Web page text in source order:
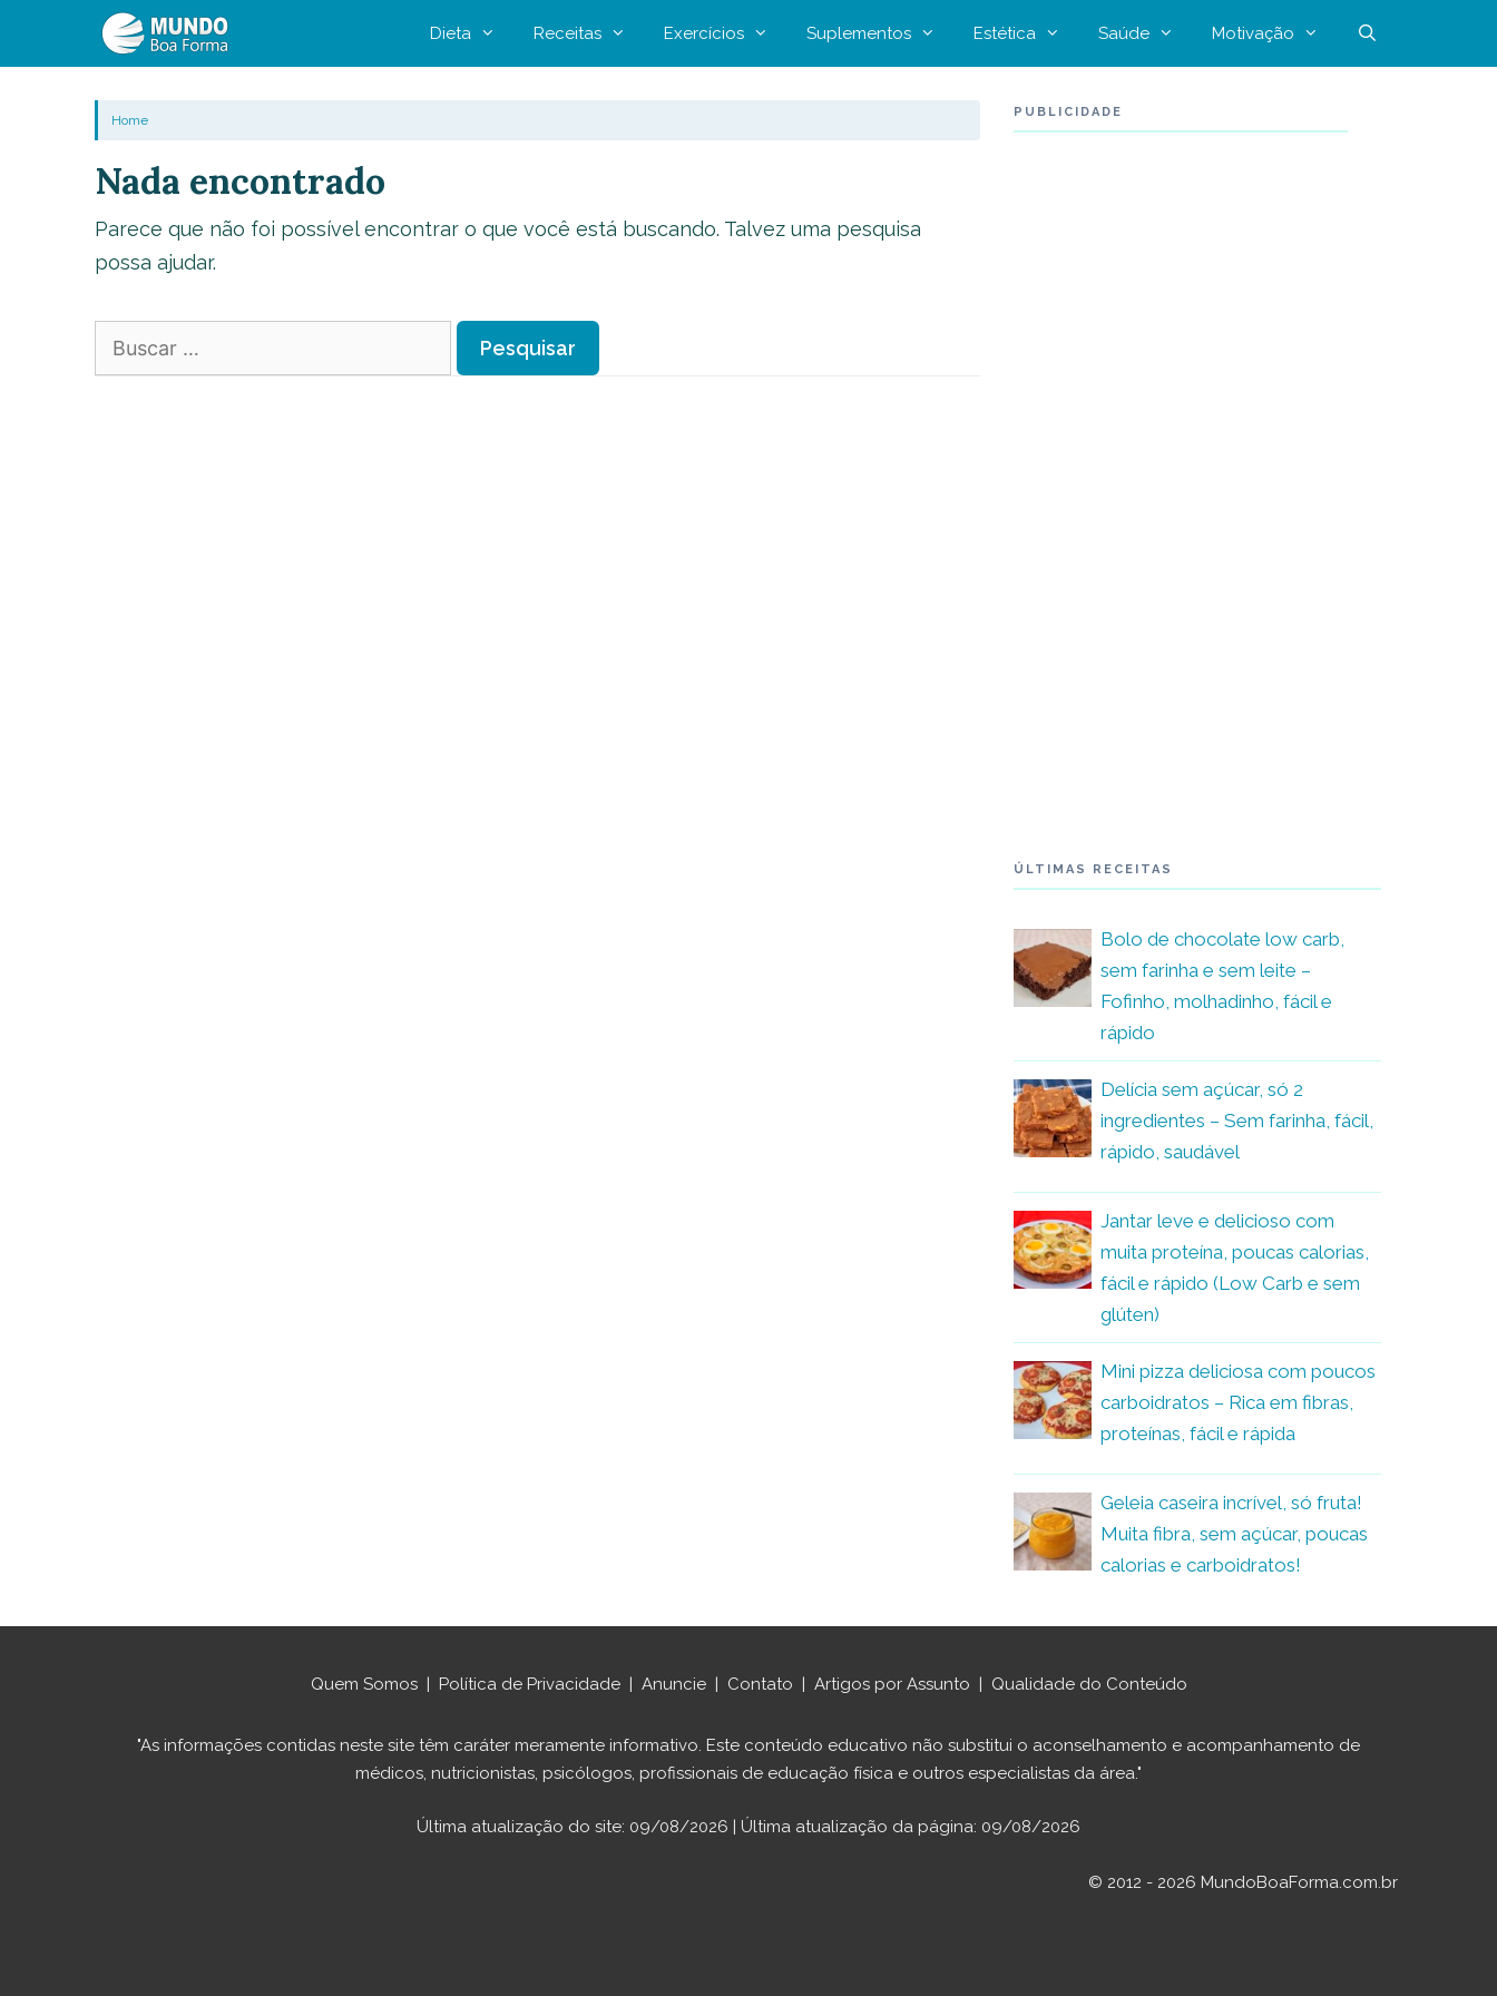
Dieta Receitas Exercícios Suplementos Estética Saúde Motivação
Home
Nada encontrado
Parece que não foi possível encontrar o que você está buscando. Talvez uma pesquisa
possa ajudar.
Pesquisar
por:
PUBLICIDADE
ÚLTIMAS RECEITAS
Bolo de chocolate low carb,
sem farinha e sem leite –
Fofinho, molhadinho, fácil e
rápido
Delícia sem açúcar, só 2
ingredientes – Sem farinha, fácil,
rápido, saudável
Jantar leve e delicioso com
muita proteína, poucas calorias,
fácil e rápido (Low Carb e sem
glúten)
Mini pizza deliciosa com poucos
carboidratos – Rica em fibras,
proteínas, fácil e rápida
Geleia caseira incrível, só fruta!
Muita fibra, sem açúcar, poucas
calorias e carboidratos!
Quem Somos| Política de Privacidade| Anuncie| Contato | Artigos por Assunto | Qualidade do Conteúdo
"As informações contidas neste site têm caráter meramente informativo. Este conteúdo educativo não substitui o aconselhamento e acompanhamento de
médicos, nutricionistas, psicólogos, profissionais de educação física e outros especialistas da área."
Última atualização do site: 09/08/2026 | Última atualização da página: 09/08/2026
© 2012 - 2026 MundoBoaForma.com.br